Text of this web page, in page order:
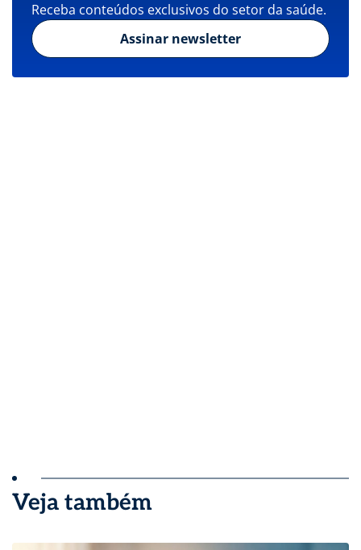
Receba conteúdos exclusivos do setor da saúde.
Assinar newsletter
Veja também